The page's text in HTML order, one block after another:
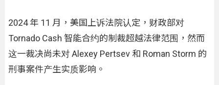
2024 年 11 月，美国上诉法院认定，财政部对
Tornado Cash 智能合约的制裁超越法律范围，然而
这一裁决尚未对 Alexey Pertsev 和 Roman Storm 的
刑事案件产生实质影响。